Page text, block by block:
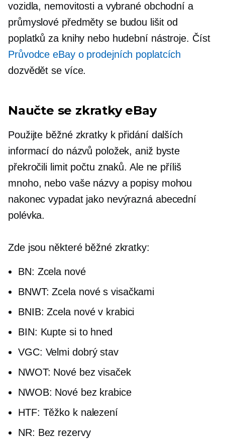
vozidla, nemovitosti a vybrané obchodní a
průmyslové předměty se budou lišit od
poplatků za knihy nebo hudební nástroje. Číst
Průvodce eBay o prodejních poplatcích
dozvědět se více.
Naučte se zkratky eBay
Použijte běžné zkratky k přidání dalších
informací do názvů položek, aniž byste
překročili limit počtu znaků. Ale ne příliš
mnoho, nebo vaše názvy a popisy mohou
nakonec vypadat jako nevýrazná abecední
polévka.
Zde jsou některé běžné zkratky:
BN: Zcela nové
BNWT: Zcela nové s visačkami
BNIB: Zcela nové v krabici
BIN: Kupte si to hned
VGC: Velmi dobrý stav
NWOT: Nové bez visaček
NWOB: Nové bez krabice
HTF: Těžko k nalezení
NR: Bez rezervy